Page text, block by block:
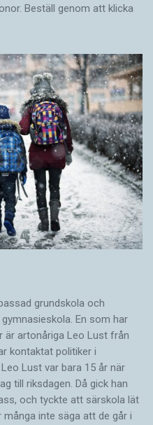
Beställ genom att klicka
grundskola och
En som har
är artonåriga Leo Lust från
kontaktat politiker i
Lust var bara 15 år när
till riksdagen. Då gick han
och tyckte att särskola lät
många inte säga att de går i